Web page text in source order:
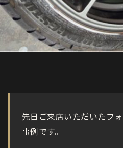
先日ご来店いただいたフ
事例です。